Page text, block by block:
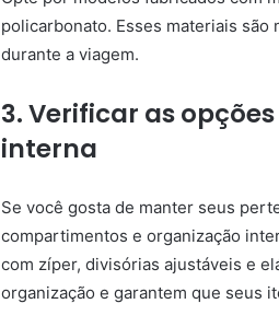
policarbonato. Esses materiais
durante a viagem.
3. Verificar as
interna
Se você gosta de manter seus
compartimentos e organização
com zíper, divisórias ajustáveis e
organização e garantem que seus